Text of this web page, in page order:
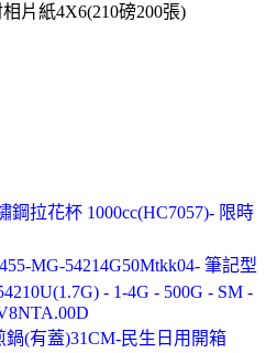
片紙4X6(210磅200張)
鋼拉花杯 1000cc(HC7057)- 限時
MG-54214G50Mtkk04- 筆記型
- 1-4G - 500G - SM -
(有蓋)31CM-民生日用開箱